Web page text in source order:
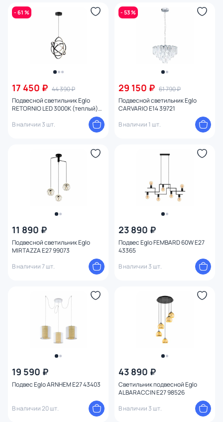
- 61 %
17 450 ₽ 44 390 ₽
Подвесной светильник Eglo
RETORNIO LED 3000К (теплый)
В наличии 3 шт.
- 53 %
29 150 ₽ 61 790 ₽
Подвесной светильник Eglo
CARVARIO E14 39721
В наличии 1 шт.
11 890 ₽
Подвесной светильник Eglo
MIRTAZZA E27 99073
В наличии 7 шт.
23 890 ₽
Подвес Eglo FEMBARD 60W E27
43365
В наличии 3 шт.
19 590 ₽
Подвес Eglo ARNHEM E27 43403
В наличии 20 шт.
43 890 ₽
Светильник подвесной Eglo
ALBARACCIN E27 98526
В наличии 3 шт.